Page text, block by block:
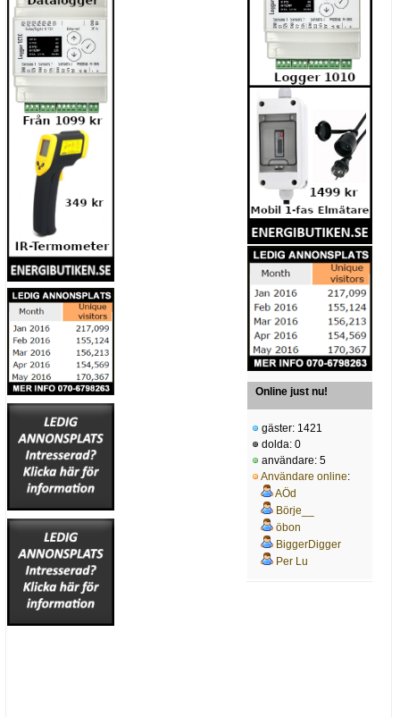
Online just nu!
gäster: 1421
dolda: 0
användare: 5
Användare online:
AÖd
Börje__
öbon
BiggerDigger
Per Lu